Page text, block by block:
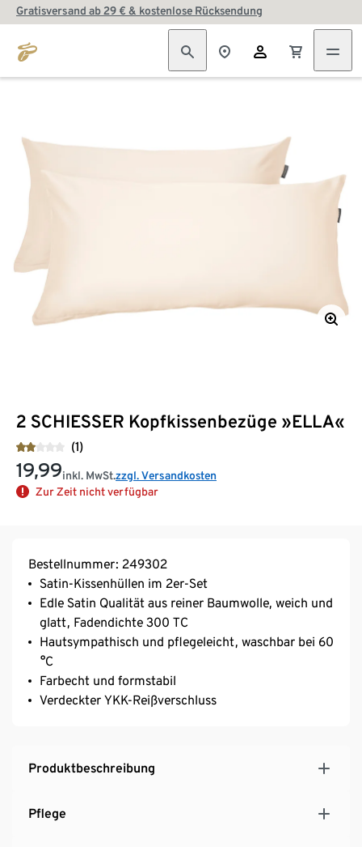
Gratisversand ab 29 € & kostenlose Rücksendung
2 SCHIESSER Kopfkissenbezüge »ELLA«
(1)
19,99inkl. MwSt.zzgl. Versandkosten
Zur Zeit nicht verfügbar
Bestellnummer: 249302
Satin-Kissenhüllen im 2er-Set
Edle Satin Qualität aus reiner Baumwolle, weich und
glatt, Fadendichte 300 TC
Hautsympathisch und pflegeleicht, waschbar bei 60
°C
Farbecht und formstabil
Verdeckter YKK-Reißverschluss
Produktbeschreibung
Pflege